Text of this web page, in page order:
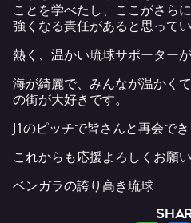
ことを学べたし、ここがさら
強くなる責任があると思ってい
熱く、温かい琉球サポーターが
海が綺麗で、みんなが温かく
の街が大好きです。
J1のピッチで皆さんと再会で
これからも応援よろしくお願い
ベンガラの誇り高き琉球